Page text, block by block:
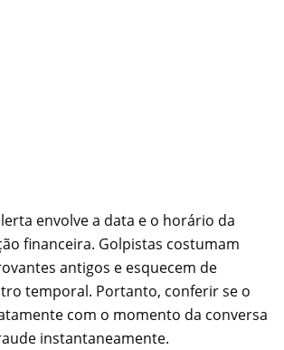
envolve a data e o horário da
financeira. Golpistas costumam
antigos e esquecem de
temporal. Portanto, conferir se o
com o momento da conversa
instantaneamente.